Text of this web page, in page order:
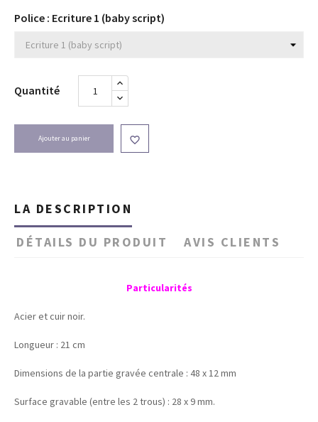
Police : Ecriture 1 (baby script)
Quantité
Ajouter au panier 
LA DESCRIPTION
DÉTAILS DU PRODUIT AVIS CLIENTS
Particularités
Acier et cuir noir.
Longueur : 21 cm
Dimensions de la partie gravée centrale : 48 x 12 mm
Surface gravable (entre les 2 trous) : 28 x 9 mm.